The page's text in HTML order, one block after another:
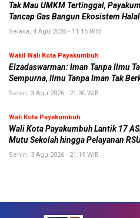
Tak Mau UMKM Tertinggal,
Tancap Gas Bangun Ekosistem Halal
Selasa, 4 Agu 2026 - 11:15 WIB
Wakil Wali Kota Payakumbuh
Elzadaswarman: Iman Tanpa Ilmu
Sempurna, Ilmu Tanpa Iman Tak
Senin, 3 Agu 2026 - 21:30 WIB
Wali Kota Payakumbuh
Wali Kota Payakumbuh Lantik 17
Mutu Sekolah hingga Pelayanan
Senin, 3 Agu 2026 - 21:19 WIB